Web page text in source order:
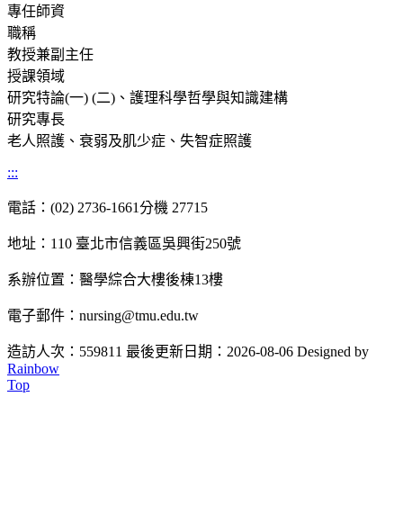
專任師資
職稱
教授兼副主任
授課領域
研究特論(一) (二)、護理科學哲學與知識建構
研究專長
老人照護、衰弱及肌少症、失智症照護
:::
電話：(02) 2736-1661分機 27715
地址：110 臺北市信義區吳興街250號
系辦位置：醫學綜合大樓後棟13樓
電子郵件：nursing@tmu.edu.tw
造訪人次：559811 最後更新日期：2026-08-06 Designed by
Rainbow
Top